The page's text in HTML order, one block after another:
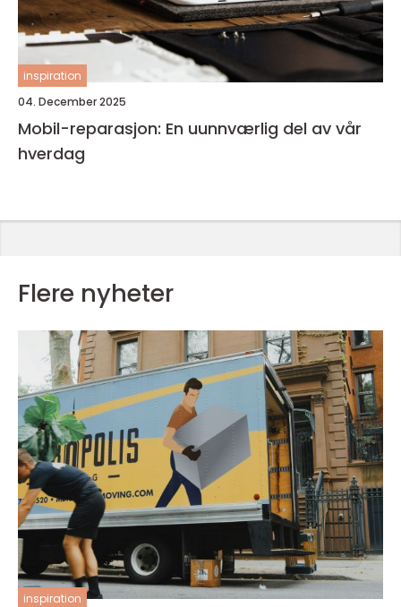
inspiration
04. December 2025
Mobil-reparasjon: En uunnværlig del av vår
hverdag
Flere nyheter
inspiration